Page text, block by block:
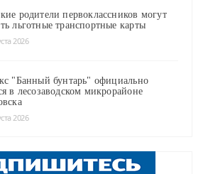
родители первоклассников могут
льготные транспортные карты
2026
"Банный бунтарь" официально
в лесозаводском микрорайоне
2026